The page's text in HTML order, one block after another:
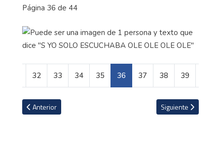
Página 36 de 44
32 33 34 35 36 37 38 39
Artículo anterior: Las profesiones que se perfilan con más auge
Anterior Artículo siguiente:
Siguiente